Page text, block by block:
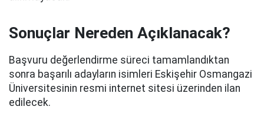
Sonuçlar Nereden Açıklanacak?
Başvuru değerlendirme süreci tamamlandıktan
sonra başarılı adayların isimleri Eskişehir Osmangazi
Üniversitesinin resmi internet sitesi üzerinden ilan
edilecek.